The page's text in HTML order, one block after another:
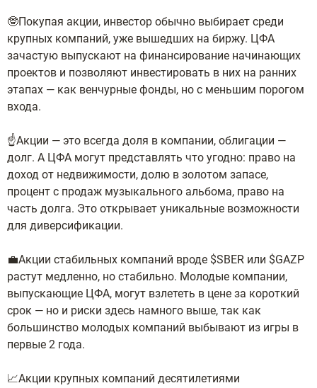
🤓Покупая акции, инвестор обычно выбирает среди
крупных компаний, уже вышедших на биржу. ЦФА
зачастую выпускают на финансирование начинающих
проектов и позволяют инвестировать в них на ранних
этапах — как венчурные фонды, но с меньшим порогом
входа.
☝️Акции — это всегда доля в компании, облигации —
долг. А ЦФА могут представлять что угодно: право на
доход от недвижимости, долю в золотом запасе,
процент с продаж музыкального альбома, право на
часть долга. Это открывает уникальные возможности
для диверсификации.
💼Акции стабильных компаний вроде $SBER или $GAZP
растут медленно, но стабильно. Молодые компании,
выпускающие ЦФА, могут взлететь в цене за короткий
срок — но и риски здесь намного выше, так как
большинство молодых компаний выбывают из игры в
первые 2 года.
📈Акции крупных компаний десятилетиями